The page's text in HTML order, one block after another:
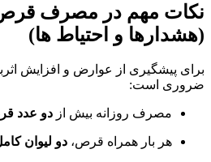
نکات مهم در مصرف
(هشدارها و احتیاط ها)
برای پیشگیری از عوارض و افزایش
ضروری است:
مصرف روزانه بیش از دو عدد
هر بار همراه قرص، دو لیوان